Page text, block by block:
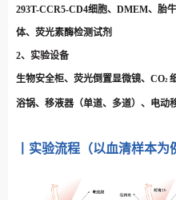
293T-CCR5-CD4细胞、DMEM、胎
体、荧光素酶检测试剂
2、实验设备
生物安全柜、荧光倒置显微镜、CO2
浴锅、移液器（单道、多道）、电动
丨实验流程（以血清样本为